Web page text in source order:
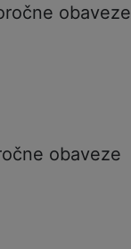
obaveze
obaveze